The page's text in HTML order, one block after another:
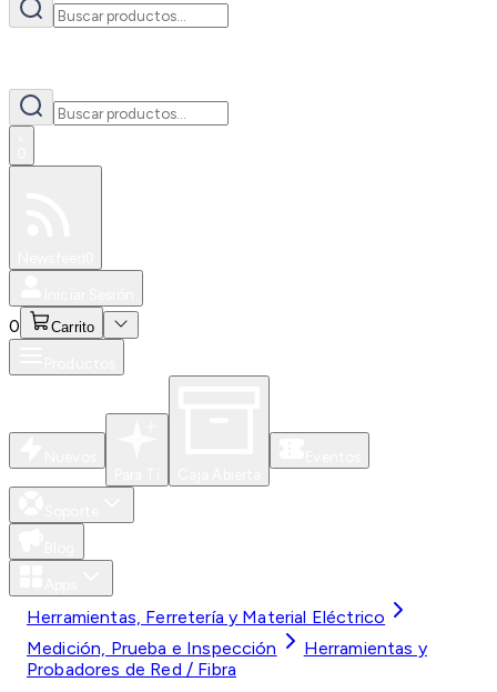
0 Carrito
Herramientas, Ferretería y Material Eléctrico
Medición, Prueba e Inspección
Herramientas y
Probadores de Red / Fibra